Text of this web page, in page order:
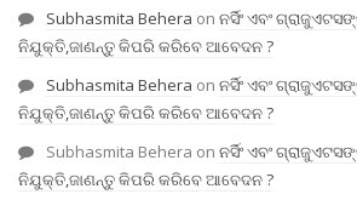
Subhasmita Behera on ନର୍ସିଂ ଏବଂ
ନିଯୁକ୍ତି,ଜାଣନ୍ତୁ କିପରି କରିବେ ଆବେଦନ ?
Subhasmita Behera on ନର୍ସିଂ ଏବଂ
ନିଯୁକ୍ତି,ଜାଣନ୍ତୁ କିପରି କରିବେ ଆବେଦନ ?
Subhasmita Behera on ନର୍ସିଂ ଏବଂ
ନିଯୁକ୍ତି,ଜାଣନ୍ତୁ କିପରି କରିବେ ଆବେଦନ ?